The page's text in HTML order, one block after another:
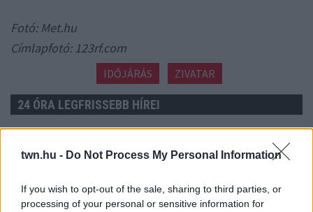
twn.hu - Do Not Process My Personal Information
If you wish to opt-out of the sale, sharing to third parties, or
processing of your personal or sensitive information for
Fotó: Met.hu
Címlapfotó: 123rf.com
IDŐJÁRÁS ZIVATAR
24 ÓRA LEGFRISSEBB HÍREI
AZ APRÓ REGGELI TÜNETET NE
SÖPÖRD A SZŐNYEG ALÁ